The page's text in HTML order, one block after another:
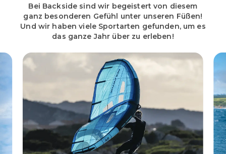
Bei Backside sind wir begeistert von diesem
ganz besonderen Gefühl unter unseren Füßen!
Und wir haben viele Sportarten gefunden, um es
das ganze Jahr über zu erleben!